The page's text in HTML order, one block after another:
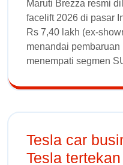
Maruti Brezza resmi diluncurkan dalam varian
facelift 2026 di pasar
Rs 7,40 lakh (ex-
menandai
menempati segmen
Tesla car
Tesla